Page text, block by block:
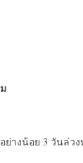
างน้อย 3 วันล่ว